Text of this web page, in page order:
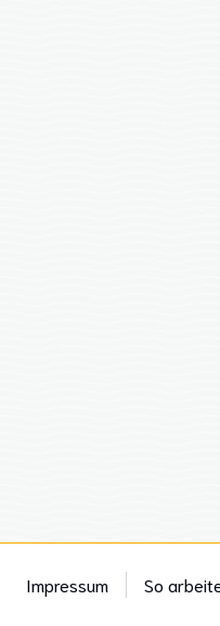
Impressum So